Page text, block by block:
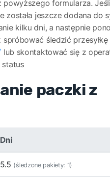
formularza.
została jeszcze dodana do
kilku dni, a następnie
śledzić
lub skontaktować się z
paczki z
Dni
5.5 (śledzone pakiety: 1)